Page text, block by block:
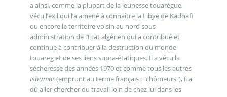
a ainsi, comme la plupart de la jeunesse touarègue,
vécu l’exil qui l’a amené à connaître la Libye de Kadhafi
ou encore le territoire voisin au nord sous
administration de l’Etat algérien qui a contribué et
continue à contribuer à la destruction du monde
touareg et de ses liens supra-étatiques. Il a vécu la
sécheresse des années 1970 et comme tous les autres
Ishumar(emprunt au terme français : "chômeurs"), il a
dû aller chercher du travail loin de chez lui dans les